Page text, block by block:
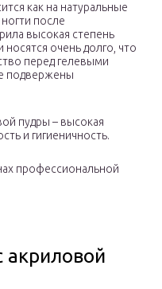
как на натуральные
после
высокая степень
очень долго, что
перед гелевыми
подвержены
пудры – высокая
и гигиеничность.
профессиональной